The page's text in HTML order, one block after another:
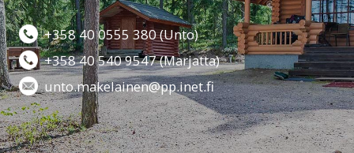
+358 40 0555 380 (Unto)
+358 40 540 9547 (Marjatta)
unto.makelainen@pp.inet.fi